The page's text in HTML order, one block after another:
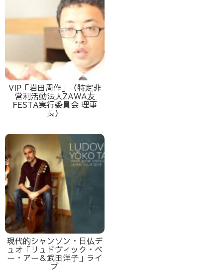
VIP「岩田周作」（特定非
営利活動法人ZAWA友
FESTA実行委員会 理事
長）
現代的シャンソン・日仏デ
ュオ「リュドヴィック・ベ
ー・アー＆武田洋子」ライ
ブ